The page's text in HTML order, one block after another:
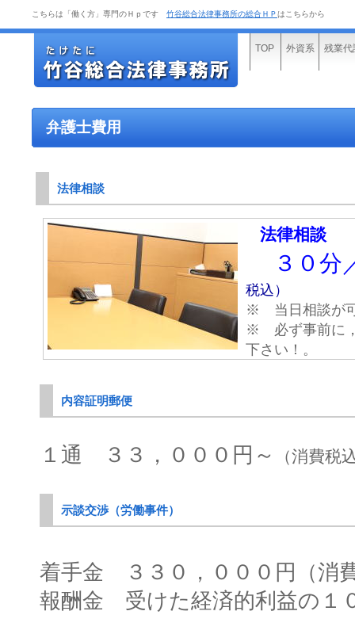
こちらは「働く方」専門のＨｐです 竹谷総合法律事務所の総合ＨＰはこちらから
弁護士費用
法律相談
法律相談
３０分
税込）
※ 当日相談が
※ 必ず事前に
下さい！。
内容証明郵便
１通 ３３，０００円～ （消費税
示談交渉（労働事件）
着手金 ３３０，０００円（消
報酬金 受けた経済的利益の１
TOP 外資系 残業代